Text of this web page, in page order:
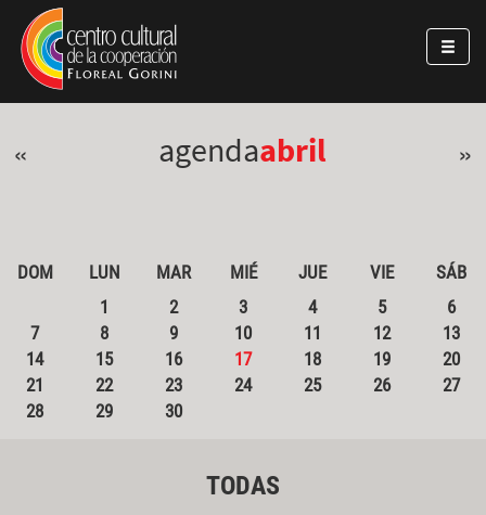
Pasar al contenido principal
Jump to main content
« agendaabril »
DOM LUN MAR MIÉ JUE VIE
SÁB
1
2 3 4 5
6
7
8 9 10 11 12
13
14
15 16 17 18 19
20
21
22 23 24 25 26
27
28
29 30
TODAS